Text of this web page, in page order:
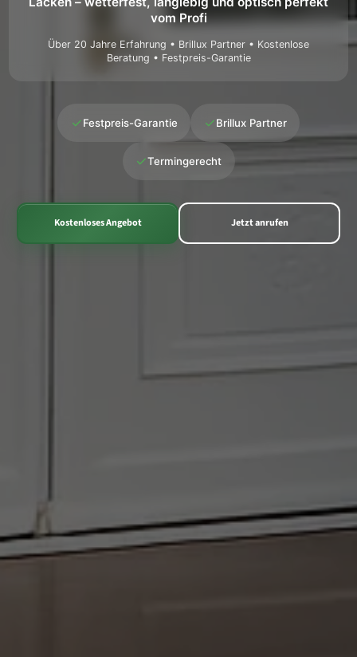
vom Profi
Über 20 Jahre Erfahrung • Brillux Partner • Kostenlose
Beratung • Festpreis-Garantie
✓Festpreis-Garantie ✓Brillux Partner
✓Termingerecht
Kostenloses Angebot Jetzt anrufen